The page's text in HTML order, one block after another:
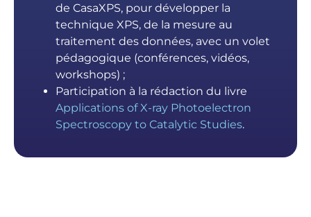
de CasaXPS, pour développer la
technique XPS, de la mesure au
traitement des données, avec un volet
pédagogique (conférences, vidéos,
workshops) ;
Participation à la rédaction du livre
Applications of X-ray Photoelectron
Spectroscopy to Catalytic Studies.